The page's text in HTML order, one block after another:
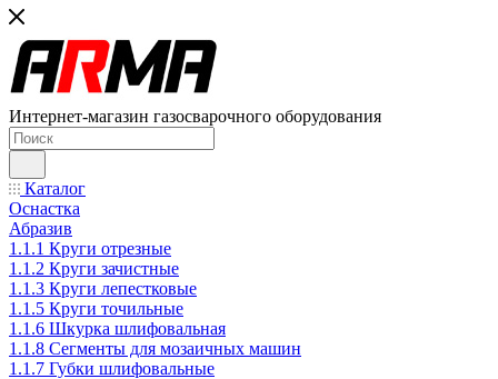
Интернет-магазин газосварочного оборудования
Каталог
Оснастка
Абразив
1.1.1 Круги отрезные
1.1.2 Круги зачистные
1.1.3 Круги лепестковые
1.1.5 Круги точильные
1.1.6 Шкурка шлифовальная
1.1.8 Сегменты для мозаичных машин
1.1.7 Губки шлифовальные